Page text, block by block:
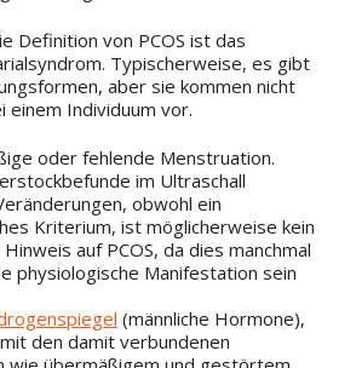
Definition von PCOS ist das
Typischerweise, es gibt
aber sie kommen nicht
einem Individuum vor.
oder fehlende Menstruation.
im Ultraschall
obwohl ein
Kriterium, ist möglicherweise kein
auf PCOS, da dies manchmal
physiologische Manifestation sein
(männliche Hormone),
den damit verbundenen